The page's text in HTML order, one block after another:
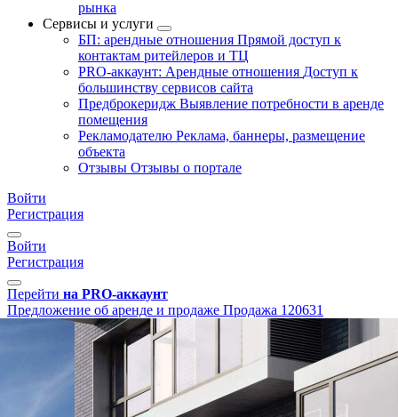
рынка
Сервисы и услуги
БП: арендные отношения Прямой доступ к
контактам ритейлеров и ТЦ
PRO-аккаунт: Арендные отношения Доступ к
большинству сервисов сайта
Предброкеридж Выявление потребности в аренде
помещения
Рекламодателю Реклама, баннеры, размещение
объекта
Отзывы Отзывы о портале
Войти
Регистрация
Войти
Регистрация
Перейти на PRO-аккаунт
Предложение об аренде и продаже Продажа 120631